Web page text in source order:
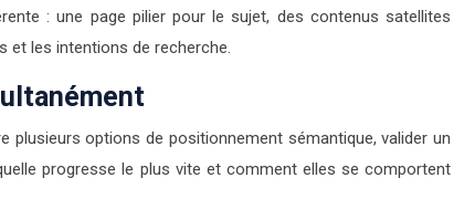
: une page pilier pour le sujet, des contenus satellites
les intentions de recherche.
options de positionnement sémantique, valider un
progresse le plus vite et comment elles se comportent